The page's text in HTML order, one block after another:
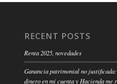
RECENT POSTS
Renta 2025, novedades
Ganancia patrimonial no
dinero en mi cuenta y Hacienda me